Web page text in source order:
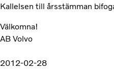
Kallelsen till årsstämman
Välkomna!
AB Volvo
2012-02-28